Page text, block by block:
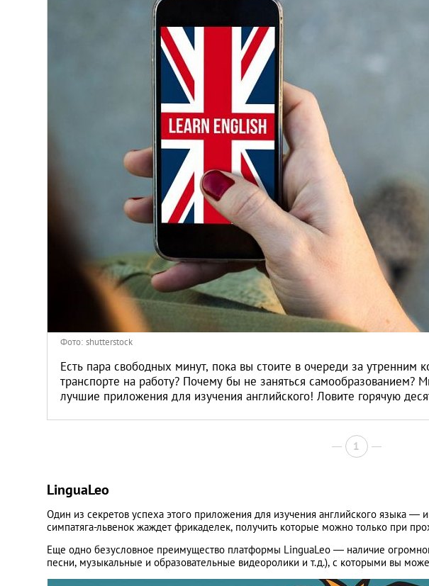
Афины
Киев
Лондон
Лос-Анджелес
Москва
Париж
Паттайя
Пхукет
Санкт-Петербург
Фото: shutterstock
Есть пара свободных минут, пока вы стоите в очереди за утренним
транспорте на работу? Почему бы не заняться самообразованием?
лучшие приложения для изучения английского! Ловите горячую
1
LinguaLeo
Один из секретов успеха этого приложения для изучения английского языка —
симпатяга-львенок жаждет фрикаделек, получить которые можно только при
Еще одно безусловное преимущество платформы LinguaLeo — наличие
песни, музыкальные и образовательные видеоролики и т.д.), с которыми вы